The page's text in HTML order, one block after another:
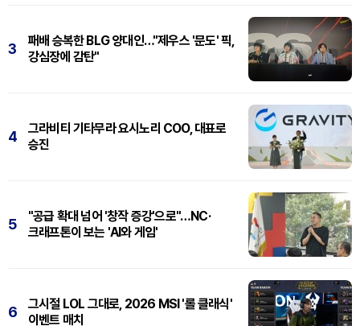
3
패배 승복한 BLG 양대인…"제우스 '문도' 픽,
강심장에 감탄"
4
그라비티 기타무라 요시노리 COO, 대표로
승진
5
"공급 확대 넘어 '창작 증강'으로"…NC·
크래프톤이 보는 'AI와 게임'
6
그시절 LOL 그대로, 2026 MSI '롤 클래식'
이벤트 매치